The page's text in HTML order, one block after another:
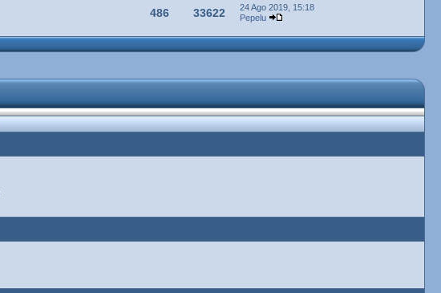
486 33622
24 Ago 2019, 15:18
Pepelu